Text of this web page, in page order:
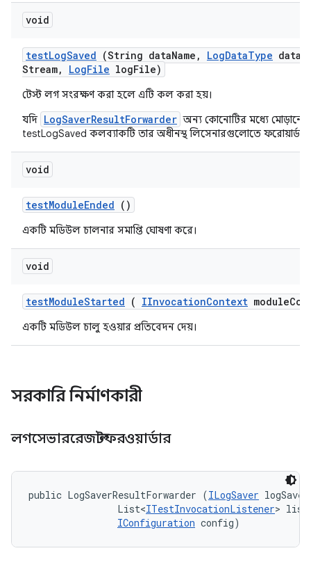
void
testLogSaved (String dataName , LogDataType data
Stream, LogFile logFile)
টেস্ট লগ সংরক্ষণ করা হলে এটি কল করা হয়।
যদি LogSaverResultForwarder অন্য কোনোটির মধ্যে মোড়ানো
testLogSaved কলব্যাকটি তার অধীনস্থ লিসেনারগুলোতে ফরোয়ার্ড
void
testModuleEnded ()
একটি মডিউল চালনার সমাপ্তি ঘোষণা করে।
void
testModuleStarted ( IInvocationContext module
একটি মডিউল চালু হওয়ার প্রতিবেদন দেয়।
সরকারি নির্মাণকারী
লগসেভাররেজাল্টফরওয়ার্ডার
public LogSaverResultForwarder (ILogSaver
                List<
ITestInvocationListener>
IConfiguration config)